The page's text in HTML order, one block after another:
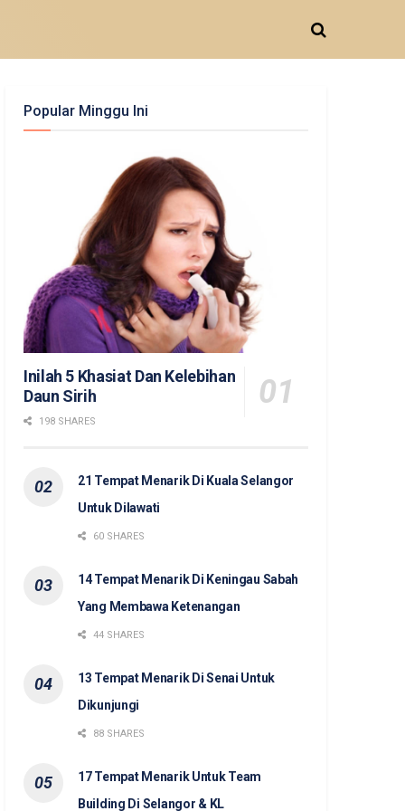
Popular Minggu Ini
Inilah 5 Khasiat Dan Kelebihan
Daun Sirih
198 SHARES
21 Tempat Menarik Di Kuala Selangor
Untuk Dilawati
60 SHARES
14 Tempat Menarik Di Keningau Sabah
Yang Membawa Ketenangan
44 SHARES
13 Tempat Menarik Di Senai Untuk
Dikunjungi
88 SHARES
17 Tempat Menarik Untuk Team
Building Di Selangor & KL